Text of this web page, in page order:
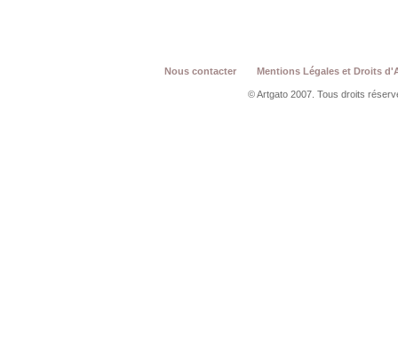
Nous contacter Mentions Légales et Droits
© Artgato 2007. Tous droits